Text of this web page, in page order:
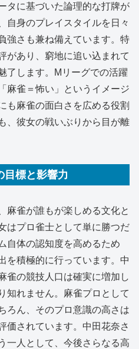
タに基づいた論理的な打牌が
自身のプレイスタイルを日々
強さも兼ね備えています。特
があり、窮地に追い込まれて
了します。Mリーグでの活躍
麻雀＝怖い」というイメージ
も麻雀の面白さを広める役割
、彼女の戦いぶりから目が離
目標と影響力
麻雀が誰もが楽しめる文化と
はプロ雀士として単に勝つだ
自体の認知度を高めるため
を積極的に行っています。中
雀の競技人口は確実に増加し
知れません。麻雀プロとして
ろん、そのプロ意識の高さは
価されています。中田花奈さ
一人として、今後さらなる高